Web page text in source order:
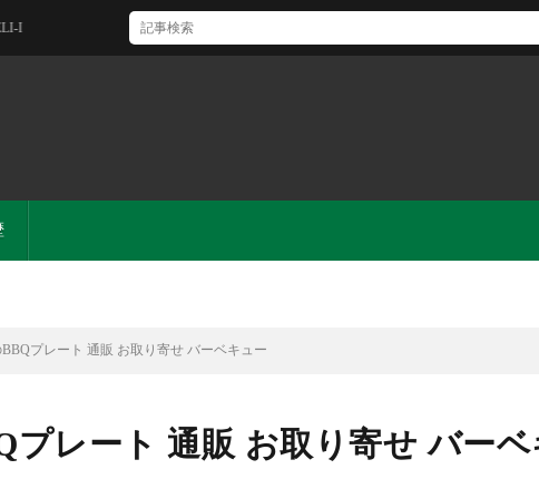
プレート 通販 お取り寄せ バーベキュー
レート 通販 お取り寄せ バーベ